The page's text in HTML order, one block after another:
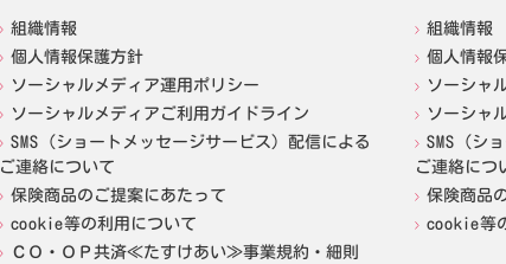
組織情報
個人情報保護方針
ソーシャルメディア運用ポリシー
ソーシャルメディアご利用ガイドライン
SMS（ショートメッセージサービス）配信による
ご連絡について
保険商品のご提案にあたって
cookie等の利用について
ＣＯ・ＯＰ共済≪たすけあい≫事業規約・細則
組織情報
個人情報
ソーシャ
ソーシャ
SMS（シ
ご連絡につ
保険商品
cookie等